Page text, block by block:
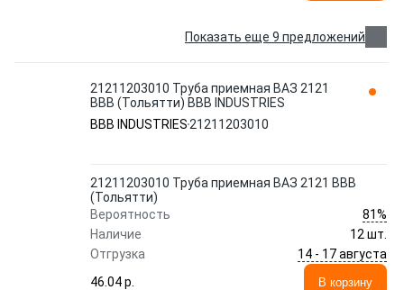
Показать еще 9 предложений
21211203010 Труба приемная ВАЗ 2121
ВВВ (Тольятти) BBB INDUSTRIES
BBB INDUSTRIES 21211203010
21211203010 Труба приемная ВАЗ 2121 ВВВ
(Тольятти)
Вероятность
81%
Наличие
12 шт.
Отгрузка
14 - 17 августа
46.04 p.
В корзину